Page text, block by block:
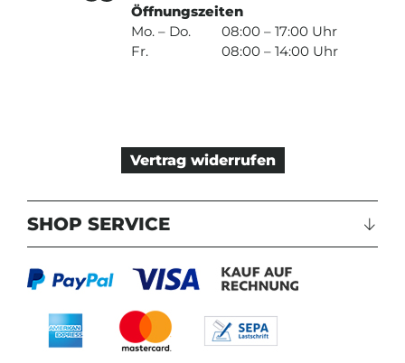
Öffnungszeiten
Mo. – Do.
08:00 – 17:00 Uhr
Fr.
08:00 – 14:00 Uhr
Vertrag widerrufen
SHOP SERVICE